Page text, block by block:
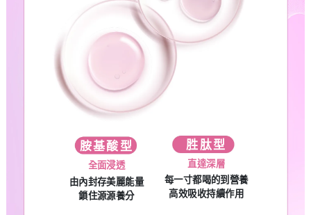
胺基酸型
全面浸透
由內封存美麗能量
鎖住源源養分
胜肽型
直達深層
每一寸都喝的到營養
高效吸收持續作用